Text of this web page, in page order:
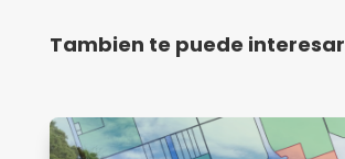
Tambien te puede interesar